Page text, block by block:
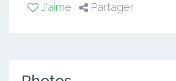
J'aime Partager